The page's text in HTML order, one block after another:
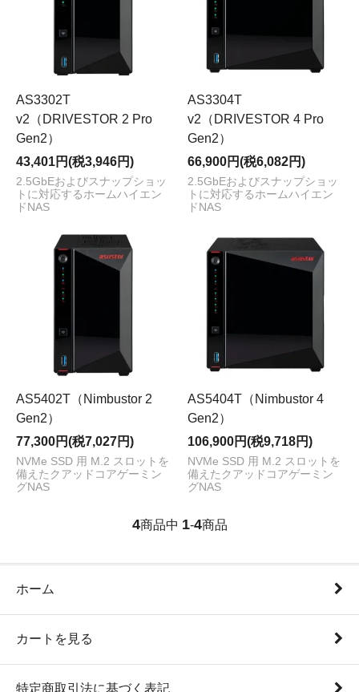
AS3302T
v2（DRIVESTOR 2 Pro
Gen2）
43,401円(税3,946円)
2.5GbEおよびスナップショッ
トに対応するホームハイエン
ドNAS
AS3304T
v2（DRIVESTOR 4 Pro
Gen2）
66,900円(税6,082円)
2.5GbEおよびスナップショッ
トに対応するホームハイエン
ドNAS
AS5402T（Nimbustor 2
Gen2）
77,300円(税7,027円)
NVMe SSD 用 M.2 スロットを
備えたクアッドコアゲーミン
グNAS
AS5404T（Nimbustor 4
Gen2）
106,900円(税9,718円)
NVMe SSD 用 M.2 スロットを
備えたクアッドコアゲーミン
グNAS
4商品中 1-4商品
ホーム
カートを見る
特定商取引法に基づく表記